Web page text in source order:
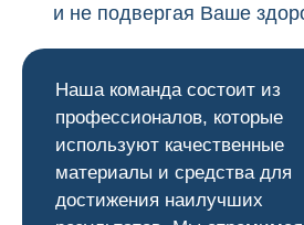
и не подвергая Ваше
Наша команда состоит из
профессионалов, которые
используют качественные
материалы и средства для
достижения наилучших